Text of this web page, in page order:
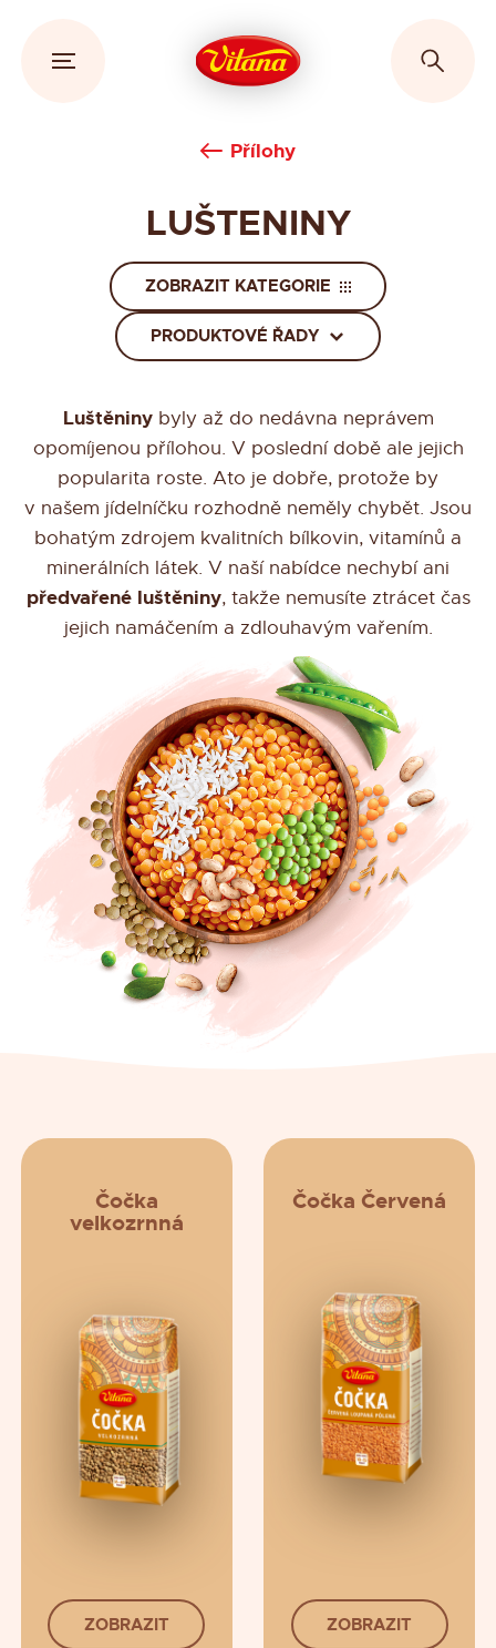
Přílohy
LUŠTENINY
ZOBRAZIT KATEGORIE
PRODUKTOVÉ ŘADY
Luštěninybyly až do nedávna neprávem
opomíjenou přílohou. V poslední době ale jejich
popularita roste. Ato je dobře, protože by
v našem jídelníčku rozhodně neměly chybět. Jsou
bohatým zdrojem kvalitních bílkovin, vitamínů a
minerálních látek. V naší nabídce nechybí ani
předvařené luštěniny, takže nemusíte ztrácet čas
jejich namáčením a zdlouhavým vařením.
Čočka
velkozrnná
ZOBRAZIT
Čočka Červená
ZOBRAZIT